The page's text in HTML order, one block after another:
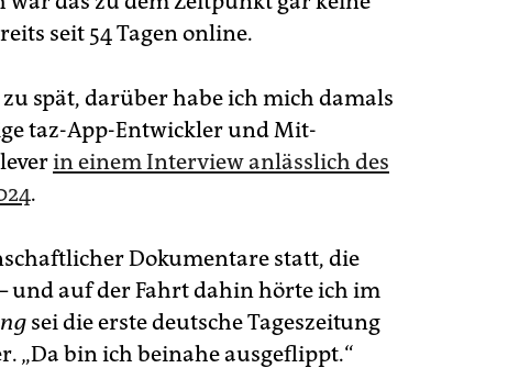
seit 54 Tagen online.
spät, darüber habe ich mich damals
taz-App-Entwickler und Mit-
in einem Interview anlässlich des
.
Dokumentare statt, die
und auf der Fahrt dahin hörte ich im
sei die erste deutsche Tageszeitung
„Da bin ich beinahe ausgeflippt.“